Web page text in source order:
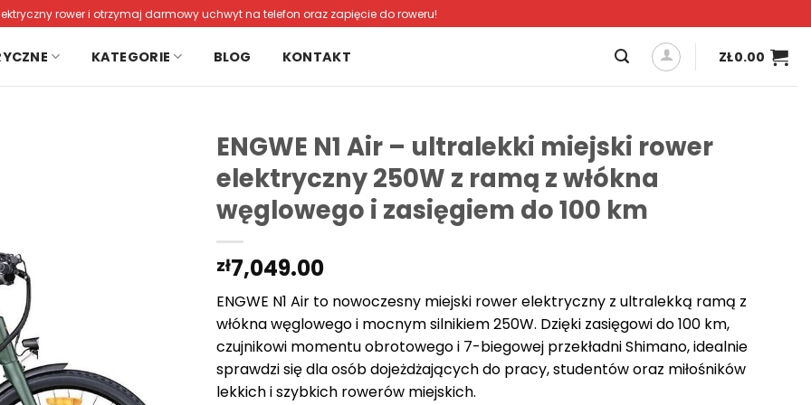
rower i otrzymaj darmowy uchwyt na telefon oraz zapięcie do roweru!
KATEGORIE BLOG KONTAKT ZŁ0.00
ENGWE N1 Air – ultralekki miejski rower
elektryczny 250W z ramą z włókna
węglowego i zasięgiem do 100 km
zł7,049.00
ENGWE N1 Air to nowoczesny miejski rower elektryczny z ultralekką ramą z
włókna węglowego i mocnym silnikiem 250W. Dzięki zasięgowi do 100 km,
czujnikowi momentu obrotowego i 7-biegowej przekładni Shimano, idealnie
sprawdzi się dla osób dojeżdżających do pracy, studentów oraz miłośników
lekkich i szybkich rowerów miejskich.